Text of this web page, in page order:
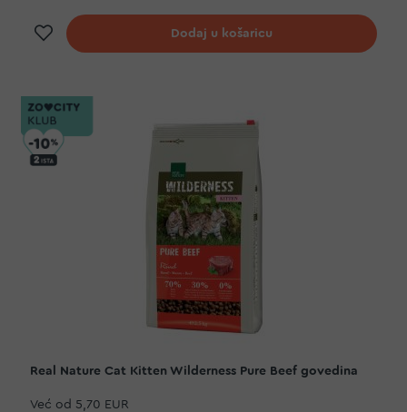
Dodaj na listu želja
Dodaj u košaricu
Real Nature Cat Kitten Wilderness Pure Beef govedina
Već od 5,70 EUR